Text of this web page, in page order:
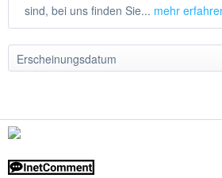
sind, bei uns finden Sie... mehr